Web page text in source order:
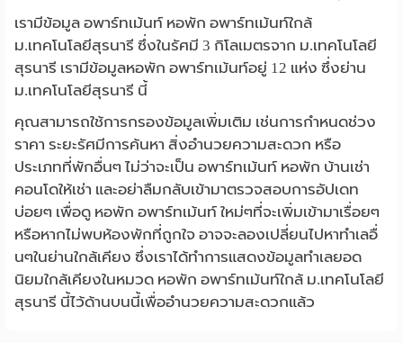
เรามีข้อมูล อพาร์ทเม้นท์ หอพัก อพาร์ทเม้นท์ใกล้
ม.เทคโนโลยีสุรนารี ซึ่งในรัศมี 3 กิโลเมตรจาก ม.เทคโนโลยี
สุรนารี เรามีข้อมูลหอพัก อพาร์ทเม้นท์อยู่ 12 แห่ง ซึ่งย่าน
ม.เทคโนโลยีสุรนารี นี้
คุณสามารถใช้การกรองข้อมูลเพิ่มเติม เช่นการกำหนดช่วง
ราคา ระยะรัศมีการค้นหา สิ่งอำนวยความสะดวก หรือ
ประเภทที่พักอื่นๆ ไม่ว่าจะเป็น อพาร์ทเม้นท์ หอพัก บ้านเช่า
คอนโดให้เช่า และอย่าลืมกลับเข้ามาตรวจสอบการอัปเดท
บ่อยๆ เพื่อดู หอพัก อพาร์ทเม้นท์ ใหม่ๆที่จะเพิ่มเข้ามาเรื่อยๆ
หรือหากไม่พบห้องพักที่ถูกใจ อาจจะลองเปลี่ยนไปหาทำเลอื่
นๆในย่านใกล้เคียง ซึ่งเราได้ทำการแสดงข้อมูลทำเลยอด
นิยมใกล้เคียงในหมวด หอพัก อพาร์ทเม้นท์ใกล้ ม.เทคโนโลยี
สุรนารี นี้ไว้ด้านบนนี้เพื่ออำนวยความสะดวกแล้ว